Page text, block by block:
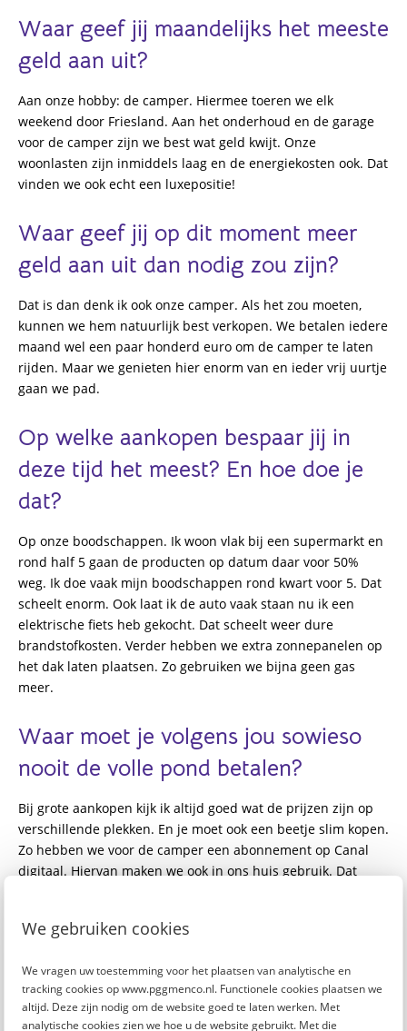
We gebruiken cookies
We vragen uw toestemming voor het plaatsen van analytische en
tracking cookies op www.pggmenco.nl. Functionele cookies plaatsen we
altijd. Deze zijn nodig om de website goed te laten werken. Met
analytische cookies zien we hoe u de website gebruikt. Met die
Waar geef jij maandelijks het meeste
geld aan uit?
Aan onze hobby: de camper. Hiermee toeren we elk
weekend door Friesland. Aan het onderhoud en de garage
voor de camper zijn we best wat geld kwijt. Onze
woonlasten zijn inmiddels laag en de energiekosten ook. Dat
vinden we ook echt een luxepositie!
Waar geef jij op dit moment meer
geld aan uit dan nodig zou zijn?
Dat is dan denk ik ook onze camper. Als het zou moeten,
kunnen we hem natuurlijk best verkopen. We betalen iedere
maand wel een paar honderd euro om de camper te laten
rijden. Maar we genieten hier enorm van en ieder vrij uurtje
gaan we pad.
Op welke aankopen bespaar jij in
deze tijd het meest? En hoe doe je
dat?
Op onze boodschappen. Ik woon vlak bij een supermarkt en
rond half 5 gaan de producten op datum daar voor 50%
weg. Ik doe vaak mijn boodschappen rond kwart voor 5. Dat
scheelt enorm. Ook laat ik de auto vaak staan nu ik een
elektrische fiets heb gekocht. Dat scheelt weer dure
brandstofkosten. Verder hebben we extra zonnepanelen op
het dak laten plaatsen. Zo gebruiken we bijna geen gas
meer.
Waar moet je volgens jou sowieso
nooit de volle pond betalen?
Bij grote aankopen kijk ik altijd goed wat de prijzen zijn op
verschillende plekken. En je moet ook een beetje slim kopen.
Zo hebben we voor de camper een abonnement op Canal
digitaal. Hiervan maken we ook in ons huis gebruik. Dat
Wat is je grootste miskoop van het
afgelopen jaar?
Ik had laatst een miskoop op marktplaats. De boiler was stuk